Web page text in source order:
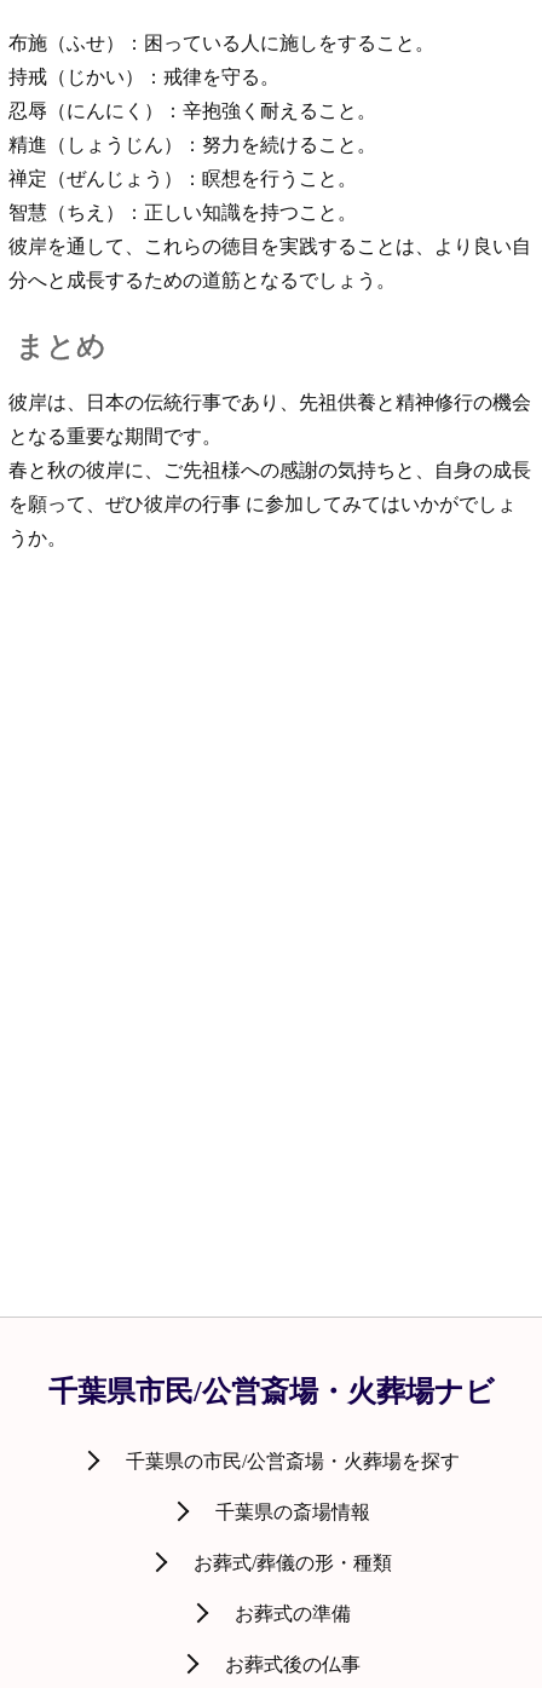
布施（ふせ）：困っている人に施しをすること。
持戒（じかい）：戒律を守る。
忍辱（にんにく）：辛抱強く耐えること。
精進（しょうじん）：努力を続けること。
禅定（ぜんじょう）：瞑想を行うこと。
智慧（ちえ）：正しい知識を持つこと。
彼岸を通して、これらの徳目を実践することは、より良い自
分へと成長するための道筋となるでしょう。
まとめ
彼岸は、日本の伝統行事であり、先祖供養と精神修行の機会
となる重要な期間です。
春と秋の彼岸に、ご先祖様への感謝の気持ちと、自身の成長
を願って、ぜひ彼岸の行事 に参加してみてはいかがでしょ
うか。
千葉県市民/公営斎場・火葬場ナビ
千葉県の市民/公営斎場・火葬場を探す
千葉県の斎場情報
お葬式/葬儀の形・種類
お葬式の準備
お葬式後の仏事